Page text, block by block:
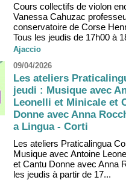
Cours collectifs de violon
Vanessa Cahuzac
conservatoire de Corse
Tous les jeudis de 17h00 à
Ajaccio
09/04/2026
Les ateliers
jeudi : Musique avec
Leonelli et Minicale et
Donne avec Anna
a Lingua - Corti
Les ateliers Praticalingua
Musique avec Antoine
et Cantu Donne avec Anna
les jeudis à partir de 17...